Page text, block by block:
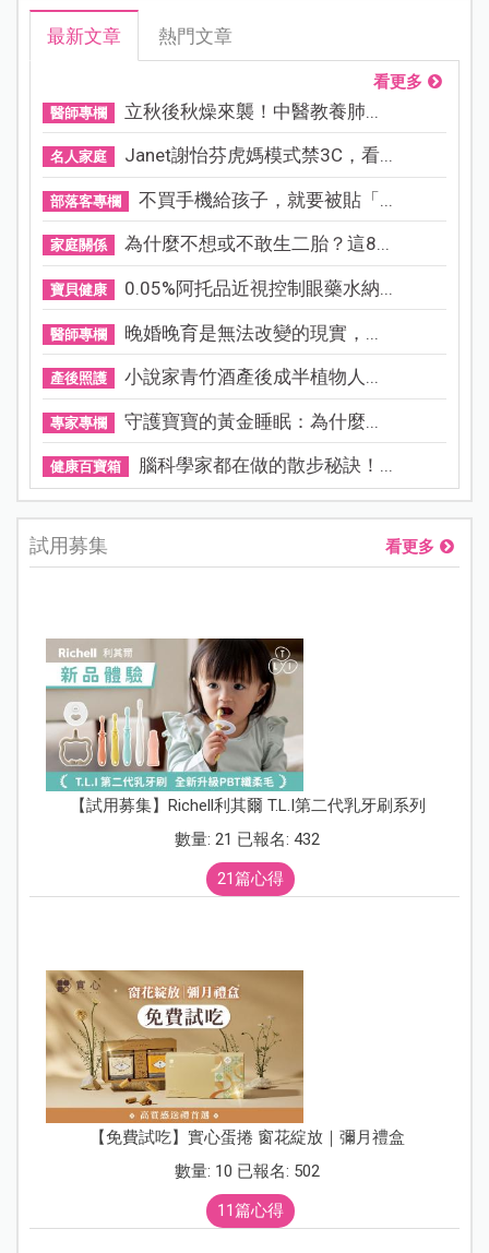
最新文章 熱門文章
看更多
醫師專欄 立秋後秋燥來襲！中醫教養肺...
名人家庭 Janet謝怡芬虎媽模式禁3C，看...
部落客專欄 不買手機給孩子，就要被貼「...
家庭關係 為什麼不想或不敢生二胎？這8...
寶貝健康 0.05%阿托品近視控制眼藥水納...
醫師專欄 晚婚晚育是無法改變的現實，...
產後照護 小說家青竹酒產後成半植物人...
專家專欄 守護寶寶的黃金睡眠：為什麼...
健康百寶箱 腦科學家都在做的散步秘訣！...
試用募集 看更多
【試用募集】Richell利其爾 T.L.I第二代乳牙刷系列
數量: 21 已報名: 432
21篇心得
【免費試吃】實心蛋捲 窗花綻放｜彌月禮盒
數量: 10 已報名: 502
11篇心得